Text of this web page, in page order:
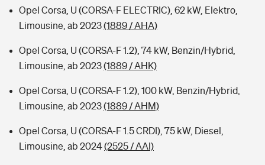
Opel Corsa, U (CORSA-F ELECTRIC), 62 kW, Elektro,
Limousine, ab 2023(1889 / AHA)
Opel Corsa, U (CORSA-F 1.2), 74 kW, Benzin/Hybrid,
Limousine, ab 2023(1889 / AHK)
Opel Corsa, U (CORSA-F 1.2), 100 kW, Benzin/Hybrid,
Limousine, ab 2023(1889 / AHM)
Opel Corsa, U (CORSA-F 1.5 CRDI), 75 kW, Diesel,
Limousine, ab 2024(2525 / AAI)